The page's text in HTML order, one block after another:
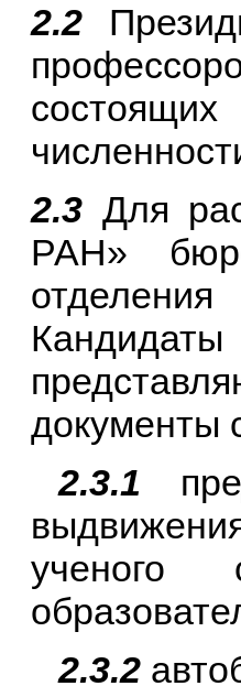
2.2
2.3 Для
РАН»
документы
2.3.1
ученого
2.3.2